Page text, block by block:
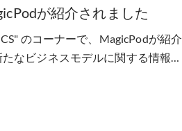
が紹介されました
のコーナーで、MagicPodが紹介
なビジネスモデルに関する情報提